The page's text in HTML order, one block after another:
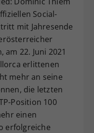
Social-
mit Jahresende
22. Juni 2021
erlittenen
mehr an seine
die letzten
Position 100
einen
erfolgreiche
Ihre Consent-
anderem eine
ID, für die
Ihrer
falls der
dies eingestellt